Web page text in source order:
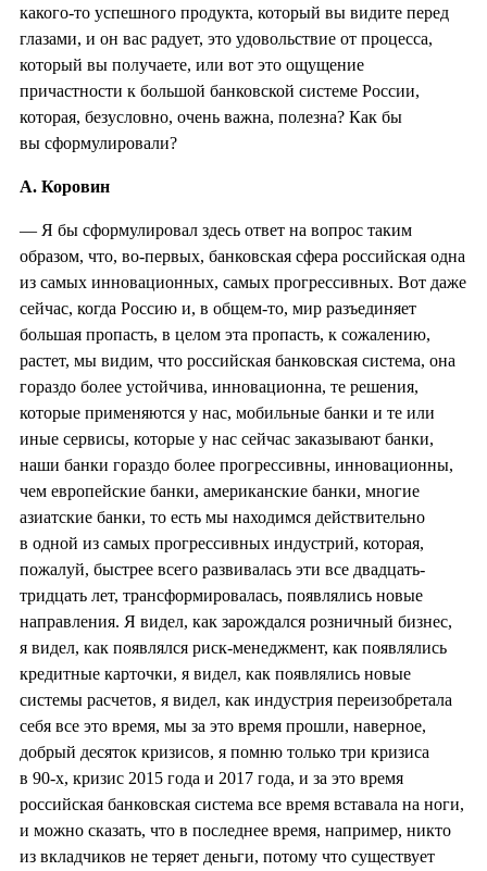
какого-то успешного продукта, который вы видите перед
глазами, и он вас радует, это удовольствие от процесса,
который вы получаете, или вот это ощущение
причастности к большой банковской системе России,
которая, безусловно, очень важна, полезна? Как бы
вы сформулировали?
А. Коровин
— Я бы сформулировал здесь ответ на вопрос таким
образом, что, во-первых, банковская сфера российская одна
из самых инновационных, самых прогрессивных. Вот даже
сейчас, когда Россию и, в общем-то, мир разъединяет
большая пропасть, в целом эта пропасть, к сожалению,
растет, мы видим, что российская банковская система, она
гораздо более устойчива, инновационна, те решения,
которые применяются у нас, мобильные банки и те или
иные сервисы, которые у нас сейчас заказывают банки,
наши банки гораздо более прогрессивны, инновационны,
чем европейские банки, американские банки, многие
азиатские банки, то есть мы находимся действительно
в одной из самых прогрессивных индустрий, которая,
пожалуй, быстрее всего развивалась эти все двадцать-
тридцать лет, трансформировалась, появлялись новые
направления. Я видел, как зарождался розничный бизнес,
я видел, как появлялся риск-менеджмент, как появлялись
кредитные карточки, я видел, как появлялись новые
системы расчетов, я видел, как индустрия переизобретала
себя все это время, мы за это время прошли, наверное,
добрый десяток кризисов, я помню только три кризиса
в 90-х, кризис 2015 года и 2017 года, и за это время
российская банковская система все время вставала на ноги,
и можно сказать, что в последнее время, например, никто
из вкладчиков не теряет деньги, потому что существует